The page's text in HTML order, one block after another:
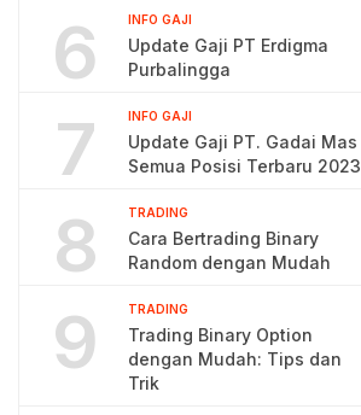
6 INFO GAJI
Update Gaji PT Erdigma
Purbalingga
7 INFO GAJI
Update Gaji PT. Gadai Mas
Semua Posisi Terbaru 2023
8 TRADING
Cara Bertrading Binary
Random dengan Mudah
9 TRADING
Trading Binary Option
dengan Mudah: Tips dan
Trik